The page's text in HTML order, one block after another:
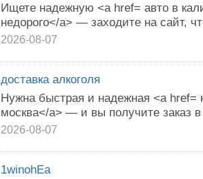
Ищете надежную <a href= авто в
недорого</a> — заходите на сайт,
2026-08-07
доставка алкоголя
Нужна быстрая и надежная <a href=
москва</a> — и вы получите заказ
2026-08-07
1winohEa